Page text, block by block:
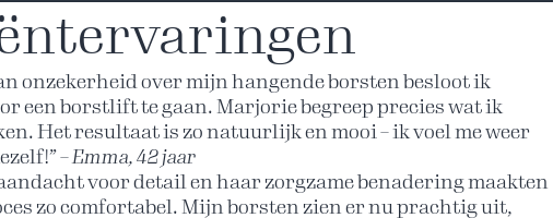
onzekerheid over mijn hangende borsten besloot ik
een borstlift te gaan. Marjorie begreep precies wat ik
Het resultaat is zo natuurlijk en mooi – ik voel me weer
–Emma, 42 jaar
voor detail en haar zorgzame benadering maakten
zo comfortabel. Mijn borsten zien er nu prachtig uit,